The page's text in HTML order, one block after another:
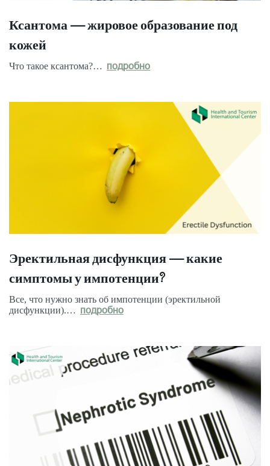
Ксантома — жировое образование под
кожей
Что такое ксантома?… подробно
Эректильная дисфункция — какие
симптомы у импотенции?
Все, что нужно знать об импотенции (эректильной
дисфункции).… подробно